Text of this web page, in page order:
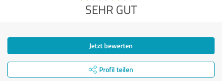
SEHR GUT
Jetzt bewerten
Profil teilen